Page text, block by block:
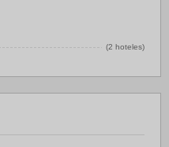
(2 hoteles)